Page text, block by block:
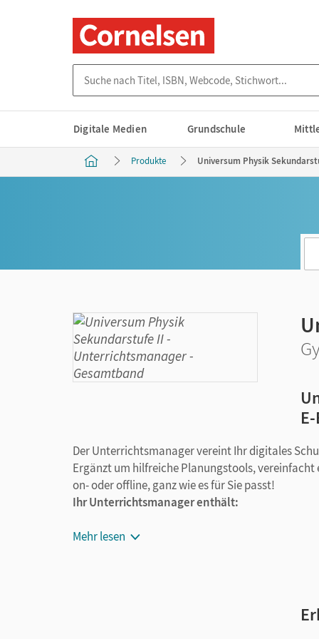
Digitale Medien Grundschule
Produkte Universum Physik
Der Unterrichtsmanager vereint Ihr digitales
Ergänzt um hilfreiche Planungstools,
on- oder offline, ganz wie es für Sie passt!
Ihr Unterrichtsmanager enthält:
E-Book
Mehr lesen